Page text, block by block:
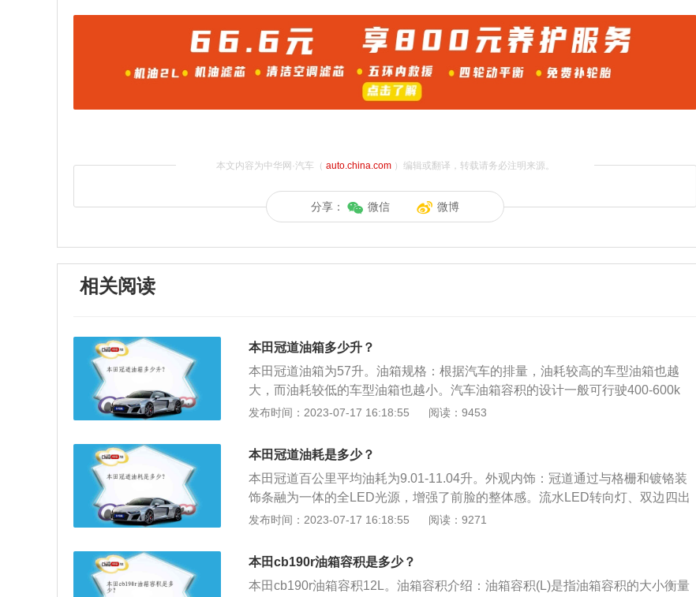
本文内容为中华网·汽车（ auto.china.com）编辑或翻译，转载请务必注明来源。
分享： 微信 微博
相关阅读
本田冠道油箱多少升？
本田冠道油箱为57升。油箱规格：根据汽车的排量，油耗较高的车型油箱也越
大，而油耗较低的车型油箱也越小。汽车油箱容积的设计一般可行驶400-600k
m。对于重量轻，排量小的车辆，油箱的容积相应较小；对于重量大，排量大的
容易溢出引发火灾，造成人身伤害。油箱盖的关闭以听到卡止声为准，防止发生
意外。加油时，不主张人员在车内逗留，如果有人员停留在车内，请关紧车门，
并且不要玩电子设备。另外在拿加油枪之前，防止静电。加油时切断所有电源，
避免发生事故。
发布时间：2023-07-17 16:18:55 阅读：9453
本田冠道油耗是多少？
本田冠道百公里平均油耗为9.01-11.04升。外观内饰：冠道通过与格栅和镀铬装
饰条融为一体的全LED光源，增强了前脸的整体感。流水LED转向灯、双边四出
排气显得更为时尚精致。内饰设计和用料上，冠道更是明显更具高级感，大面积
底盘质感：冠道的底盘厚重，在经过大小颠簸的时候，底盘的振动过滤的很得
体，乘坐的舒适性不错，是一副很有高级感的底盘。
发布时间：2023-07-17 16:18:55 阅读：9271
本田cb190r油箱容积是多少？
本田cb190r油箱容积12L。油箱容积介绍：油箱容积(L)是指油箱容积的大小衡量